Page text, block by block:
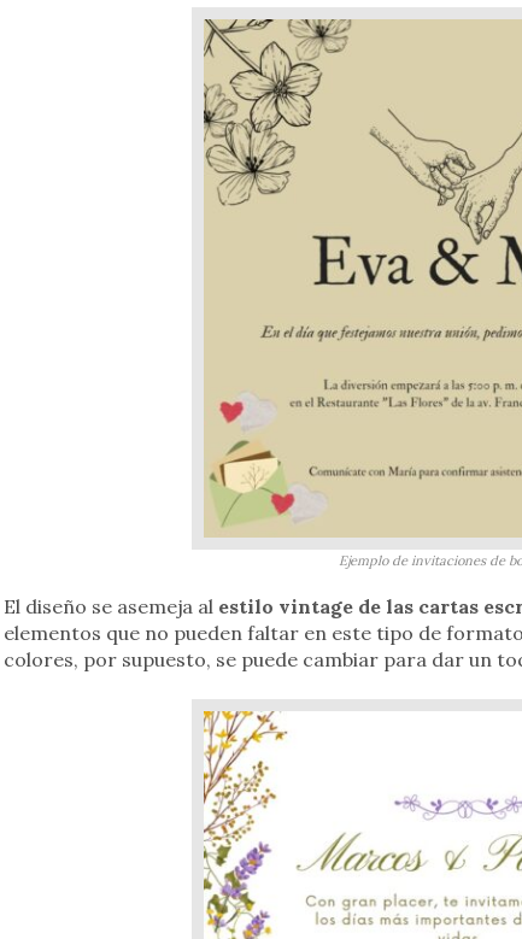
Ejemplo de invitaciones de
El diseño se asemeja al estilo vintage de las cartas
elementos que no pueden faltar en este tipo de
colores, por supuesto, se puede cambiar para dar un